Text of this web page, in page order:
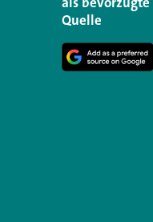
Quelle